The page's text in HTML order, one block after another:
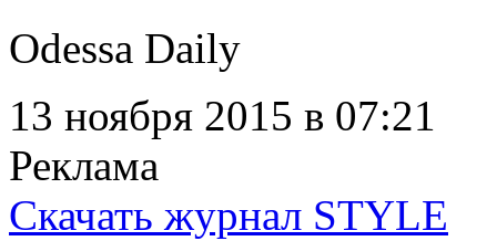
Odessa Daily
13 ноября 2015 в 07:21
Реклама
Скачать журнал STYLE